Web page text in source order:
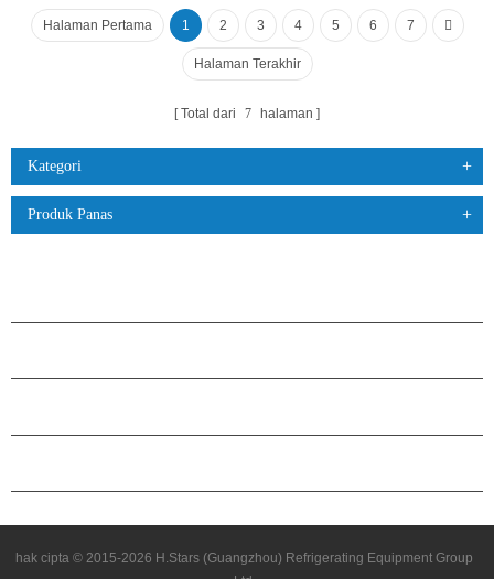
Halaman Pertama 1 2 3 4 5 6 7
Halaman Terakhir
Total dari 7 halaman
Kategori
Produk Panas
hak cipta © 2015-2026 H.Stars (Guangzhou) Refrigerating Equipment Group